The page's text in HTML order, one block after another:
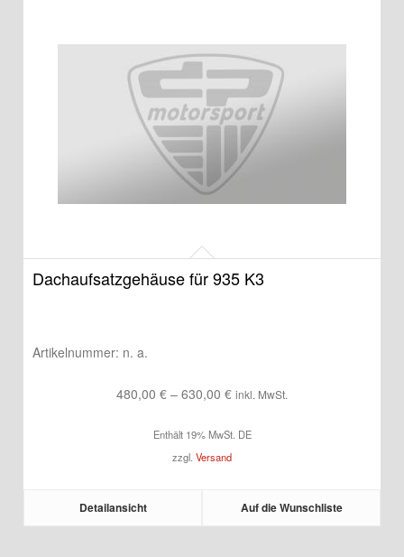
Dachaufsatzgehäuse für 935 K3
Artikelnummer: n. a.
480,00 € – 630,00 €Preisspanne:
bis
630,00 €
inkl. MwSt.
Enthält 19% MwSt. DE
zzgl. Versand
Detailansicht Auf die Wunschliste